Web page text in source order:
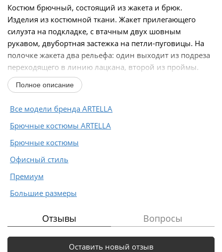
Костюм брючный, состоящий из жакета и брюк.
Изделия из костюмной ткани. Жакет прилегающего
силуэта на подкладке, с втачным двух шовным
рукавом, двубортная застежка на петли-пуговицы. На
полочке жакета два рельефа: один выходит из подреза
переходящего в линию лацкана, второй из проймы.
Прорезные...
Полное описание
Все модели бренда ARTELLA
Брючные костюмы ARTELLA
Брючные костюмы
Офисный стиль
Премиум
Большие размеры
Отзывы Вопросы
Оставить новый отзыв